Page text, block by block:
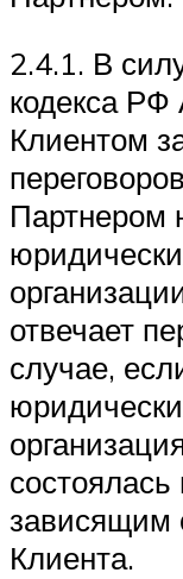
2.4.1. В
кодекса РФ
Клиентом
Партнером
отвечает
случае,
зависящим
Клиента.